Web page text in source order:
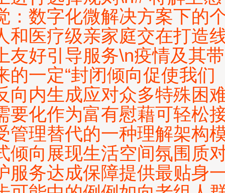
：数字化微解决方案下的
和医疗级亲家庭交在打造
友好引导服务\n疫情及其带
的一定“封闭倾向促使我们
向内生成应对众多特殊困
要化作为富有慰藉可轻松
管理替代的一种理解架构
倾向展现生活空间氛围质
服务达成保障提供最贴身